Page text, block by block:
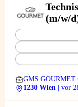
(m/w/
GMS GOURMET
1230 Wien
| vor